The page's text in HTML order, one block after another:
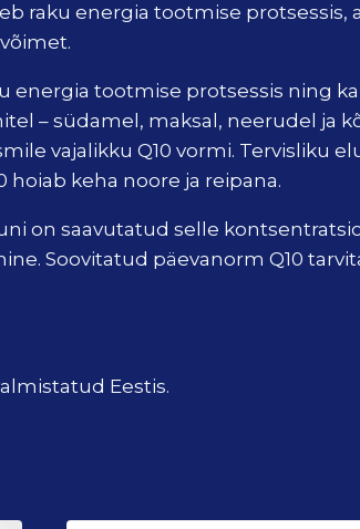
raku energia tootmise protsessis,
energia tootmise protsessis ning
– südamel, maksal, neerudel ja
vajalikku Q10 vormi. Tervisliku
hoiab keha noore ja reipana.
on saavutatud selle
Soovitatud päevanorm Q10
Eestis.